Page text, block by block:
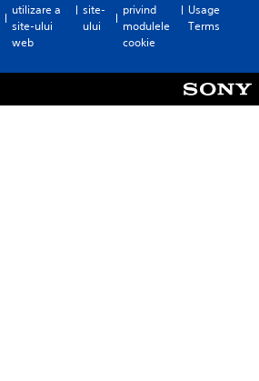
utilizare a
site-ului
web
site-
ului
privind
modulele
cookie
Usage
Terms